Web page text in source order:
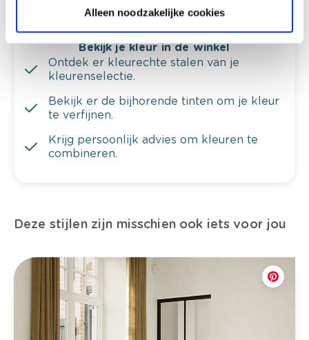
Alleen noodzakelijke cookies
Bekijk je kleur in de winkel
Ontdek er kleurechte stalen van je
kleurenselectie.
Bekijk er de bijhorende tinten om je kleur
te verfijnen.
Krijg persoonlijk advies om kleuren te
combineren.
Deze stijlen zijn misschien ook iets voor jou